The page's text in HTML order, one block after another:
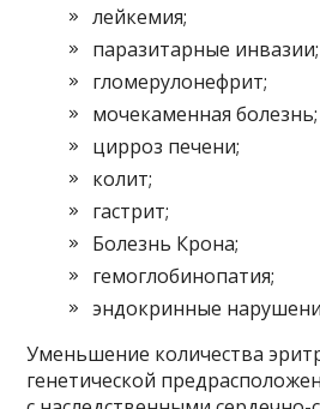
лейкемия;
паразитарные инвазии;
гломерулонефрит;
мочекаменная болезнь;
цирроз печени;
колит;
гастрит;
Болезнь Крона;
гемоглобинопатия;
эндокринные
Уменьшение количества
генетической